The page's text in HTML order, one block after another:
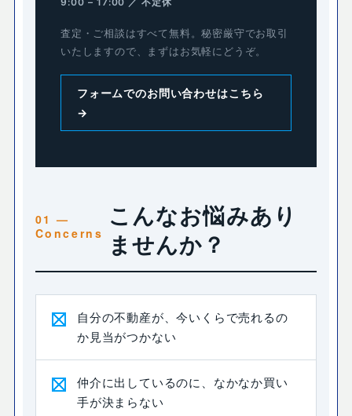
査定・ご相談はすべて無料。秘密厳守でお取引
いたしますので、まずはお気軽にどうぞ。
フォームでのお問い合わせはこちら
→
こんなお悩みあり
ませんか？
自分の不動産が、今いくらで売れるの
か見当がつかない
仲介に出しているのに、なかなか買い
手が決まらない